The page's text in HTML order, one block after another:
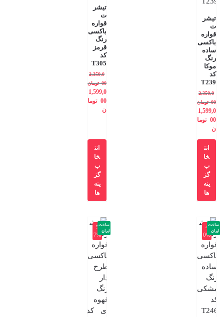
تیشر
ت
قواره
باکسی
ساده
رنگ
موکا
کد
T239
2,350,0
00 تومان
1,599,0
00 توما
ن
انت
خا
ب
گز
ینه
ها
تیشر
ت
قواره
باکسی
رنگ
قرمز
کد
T305
2,350,0
00 تومان
1,599,0
00 توما
ن
انت
خا
ب
گز
ینه
ها
-4
0%
ساخت
ایران
-5
7%
ساخت
ایران